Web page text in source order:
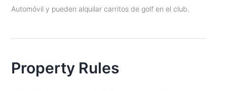
Automóvil y pueden alquilar carritos de golf en el club.
Property Rules